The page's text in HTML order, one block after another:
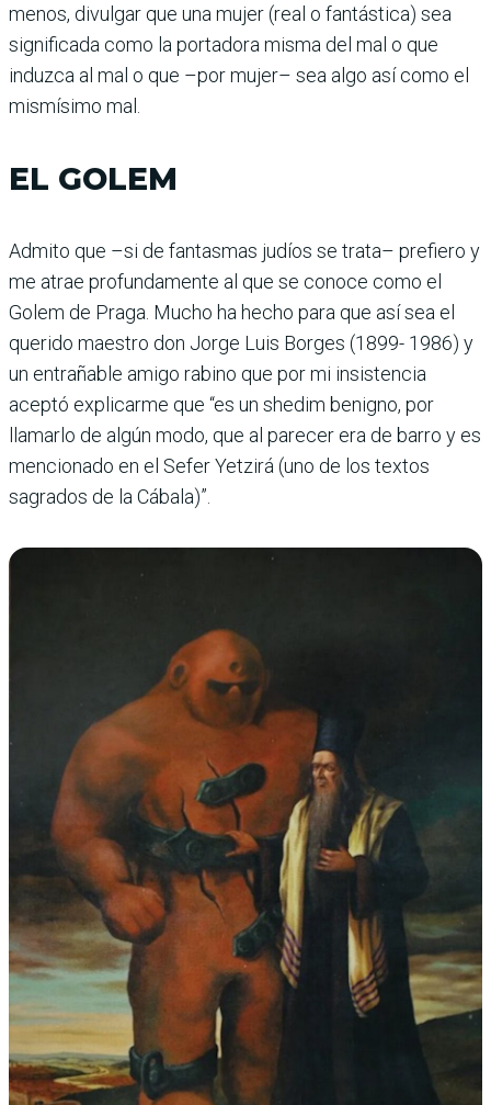
menos, divulgar que una mujer (real o fantástica) sea
significada como la por­tadora misma del mal o que
induzca al mal o que –por mujer– sea algo así como el
mismísimo mal.
EL GOLEM
Admito que –si de fantasmas judíos se trata– prefiero y
me atrae profundamente al que se conoce como el
Golem de Praga. Mucho ha hecho para que así sea el
querido maestro don Jorge Luis Borges (1899- 1986) y
un entrañable amigo rabino que por mi insistencia
aceptó explicarme que “es un shedim benigno, por
llamarlo de algún modo, que al parecer era de barro y es
mencionado en el Sefer Yetzirá (uno de los textos
sagrados de la Cábala)”.